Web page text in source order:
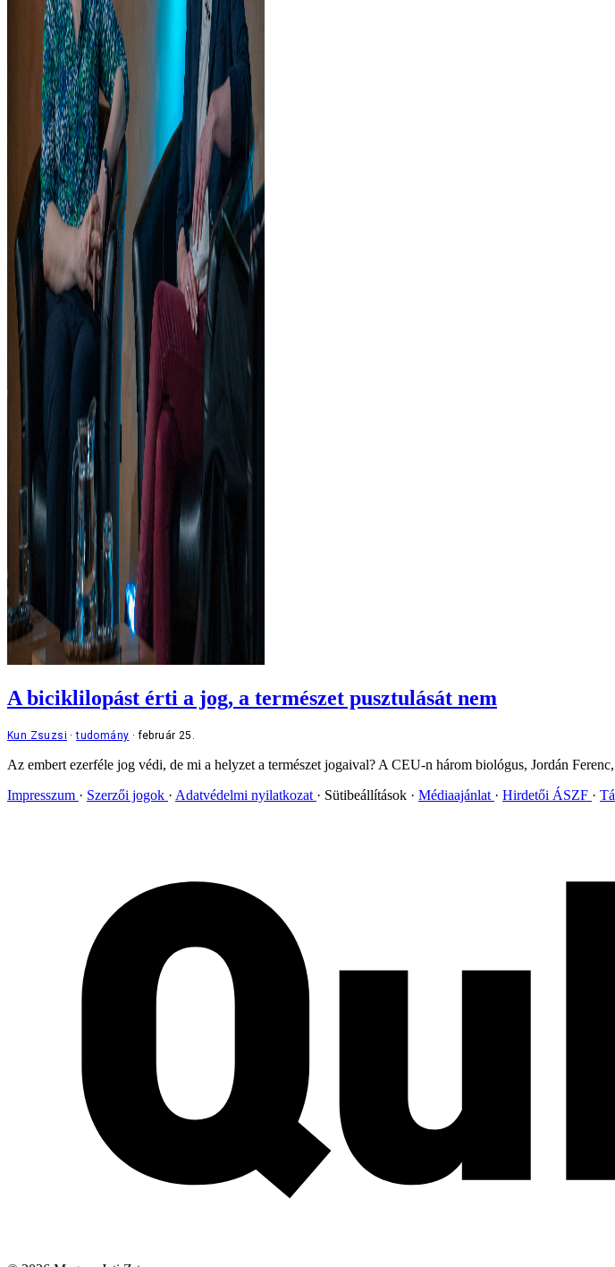
A biciklilopást érti a jog, a természet pusztulását nem
Kun Zsuzsi tudomány február 25.
Az embert ezerféle jog védi, de mi a helyzet a természet jogaival? A CEU-n három biológus, Jordán
Impresszum
Szerzői jogok Adatvédelmi nyilatkozat Sütibeállítások Médiaajánlat Hirdetői ÁSZF